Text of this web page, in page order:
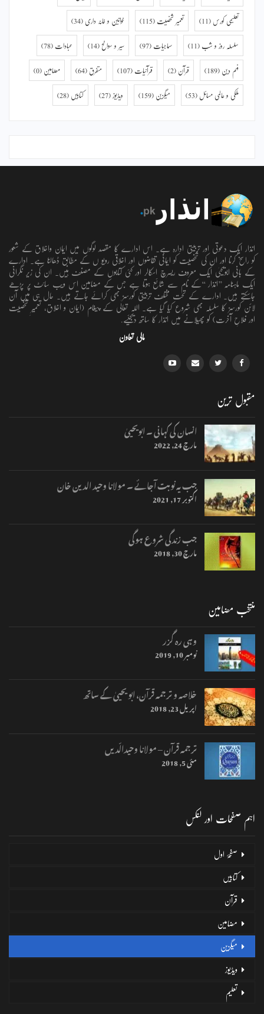
تعلیمی کورس (11) تعمیر شخصیت (115) خواتین و خانہ داری (34)
سلسلہ روز و شب (11) سماجیات (97) سیر و سوانح (14) عبادات (78)
فہم دین (189) قرآن (2) قرآنیات (107) متفرق (64) مضامین (0)
ملکی و عالمی مسائل (53) میگزین (159) ویڈیوز (27) کتابیں (28)
انذار ایک دعوتی اور تربیتی ادارہ ہے۔ اس ادارے کا مقصد لوگوں میں ایمان واخلاق کے شعور
کو راسخ کرنا اور ان کی شخصیت کو ایمانی تقاضوں اور اخلاقی رویو ں کے مطابق ڈھالنا ہے۔ ادارے
کے بانی ابویحییٰ ایک معروف ریسرچ اسکالر اور کئی کتابوں کے مصنف ہیں۔ ان کی زیر نگرانی
ایک ماہنامہ ’’انذار ‘‘کے نام سے شائع ہوتا ہے جس کے مضامین اس ویب سائٹ پر پڑھے
جاسکتے ہیں۔ ادارے کے تحت مختلف تربیتی کورسز بھی کرائے جاتے ہیں۔ حال ہی میں آن
لائن کورسز کا سلسلہ بھی شروع کیا گیا ہے۔ اللہ تعالٰی کے پیغام (ایمان و اخلاق، تعمیرِ شخصیت
اور فلاحِ آخرت) کو پھیلانے میں انذار کا ساتھ دیجئیے.
مالی تعاون
مقبول ترین
انسان کی کہانی ۔ ابویحییٰ
مارچ 24, 2022
جب یہ نوبت آجائے ۔ مولانا وحید الدین خان
اکتوبر 17, 2021
جب زندگی شروع ہوگی
مارچ 30, 2018
منتخب مضامین
وہی رہ گزر
نومبر 10, 2019
خلاصہ و ترجمہ قرآن، ابو یحییٰ کے ساتھ
اپریل 23, 2018
ترجمہ قرآن – مولانا وحیدالّدیں
مئی 5, 2018
اہم صفحات اور لنکس
صفحۂ اول
کتابیں
قرآن
مضامین
میگزین
ویڈیوز
تعلیم